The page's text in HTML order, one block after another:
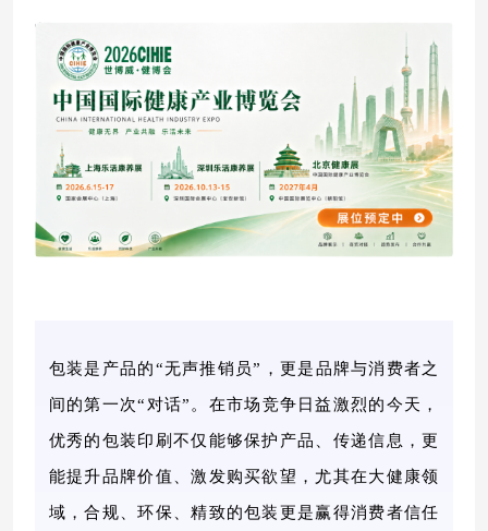
包装是产品的“无声推销员”，更是品牌与消费者之
间的第一次“对话”。在市场竞争日益激烈的今天，
优秀的包装印刷不仅能够保护产品、传递信息，更
能提升品牌价值、激发购买欲望，尤其在大健康领
域，合规、环保、精致的包装更是赢得消费者信任